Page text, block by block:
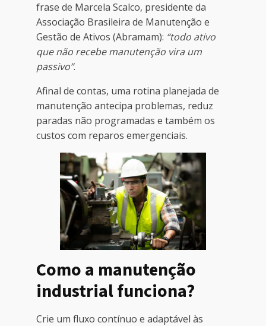
frase de Marcela Scalco, presidente da
Associação Brasileira de Manutenção e
Gestão de Ativos (Abramam): “todo ativo
que não recebe manutenção vira um
passivo”.
Afinal de contas, uma rotina planejada de
manutenção antecipa problemas, reduz
paradas não programadas e também os
custos com reparos emergenciais.
Como a manutenção
industrial funciona?
Crie um fluxo contínuo e adaptável às